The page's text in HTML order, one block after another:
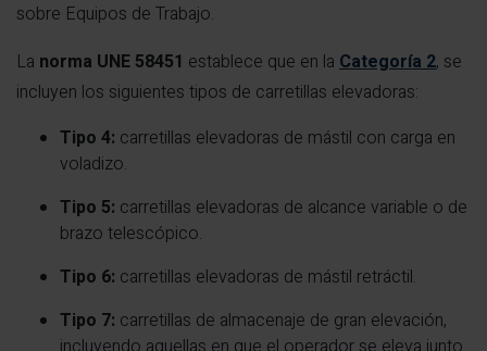
sobre Equipos de Trabajo.
La norma UNE 58451 establece que en la Categoría 2, se
incluyen los siguientes tipos de carretillas elevadoras:
Tipo 4: carretillas elevadoras de mástil con carga en
voladizo.
Tipo 5: carretillas elevadoras de alcance variable o de
brazo telescópico.
Tipo 6: carretillas elevadoras de mástil retráctil.
Tipo 7: carretillas de almacenaje de gran elevación,